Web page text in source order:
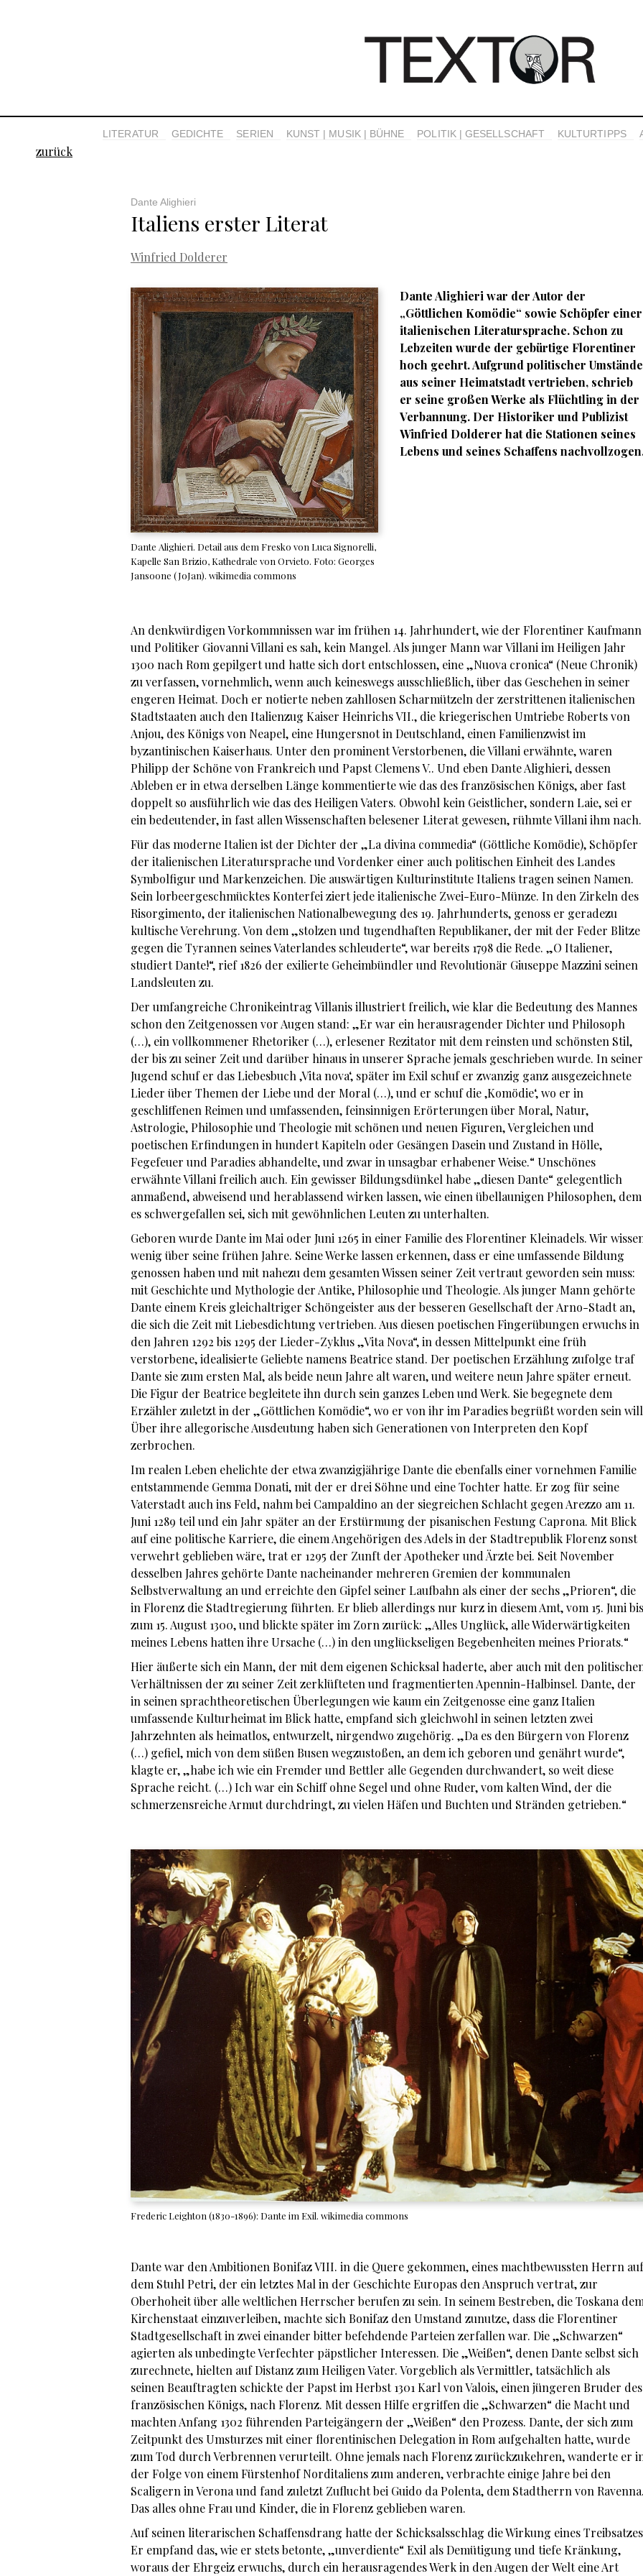
LITERATUR GEDICHTE SERIEN KUNST | MUSIK | BÜHNE POLITIK | GESELLSCHAFT KULTURTIPPS
zurück
Dante Alighieri
Italiens erster Literat
Winfried Dolderer
Dante Alighieri. Detail aus dem Fresko von Luca Signorelli,
Kapelle San Brizio, Kathedrale von Orvieto. Foto: Georges
Jansoone (JoJan). wikimedia commons
Dante Alighieri war der Autor der
„Göttlichen Komödie“ sowie Schöpfer einer
italienischen Literatursprache. Schon zu
Lebzeiten wurde der gebürtige Florentiner
hoch geehrt. Aufgrund politischer Umstände
aus seiner Heimatstadt vertrieben, schrieb
er seine großen Werke als Flüchtling in der
Verbannung. Der Historiker und Publizist
Winfried Dolderer hat die Stationen seines
Lebens und seines Schaffens
An denkwürdigen Vorkommnissen war im frühen 14. Jahrhundert, wie der Florentiner Kaufmann
und Politiker Giovanni Villani es sah, kein Mangel. Als junger Mann war Villani im Heiligen Jahr
1300 nach Rom gepilgert und hatte sich dort entschlossen, eine „Nuova cronica“ (Neue Chronik)
zu verfassen, vornehmlich, wenn auch keineswegs ausschließlich, über das Geschehen in seiner
engeren Heimat. Doch er notierte neben zahllosen Scharmützeln der zerstrittenen italienischen
Stadtstaaten auch den Italienzug Kaiser Heinrichs VII., die kriegerischen Umtriebe Roberts von
Anjou, des Königs von Neapel, eine Hungersnot in Deutschland, einen Familienzwist im
byzantinischen Kaiserhaus. Unter den prominent Verstorbenen, die Villani erwähnte, waren
Philipp der Schöne von Frankreich und Papst Clemens V.. Und eben Dante Alighieri, dessen
Ableben er in etwa derselben Länge kommentierte wie das des französischen Königs, aber fast
doppelt so ausführlich wie das des Heiligen Vaters. Obwohl kein Geistlicher, sondern Laie, sei er
ein bedeutender, in fast allen Wissenschaften belesener Literat gewesen, rühmte Villani ihm nach.
Für das moderne Italien ist der Dichter der „La divina commedia“ (Göttliche Komödie), Schöpfer
der italienischen Literatursprache und Vordenker einer auch politischen Einheit des Landes
Symbolfigur und Markenzeichen. Die auswärtigen Kulturinstitute Italiens tragen seinen Namen.
Sein lorbeergeschmücktes Konterfei ziert jede italienische Zwei-Euro-Münze. In den Zirkeln des
Risorgimento, der italienischen Nationalbewegung des 19. Jahrhunderts, genoss er geradezu
kultische Verehrung. Von dem „stolzen und tugendhaften Republikaner, der mit der Feder Blitze
gegen die Tyrannen seines Vaterlandes schleuderte“, war bereits 1798 die Rede. „O Italiener,
studiert Dante!“, rief 1826 der exilierte Geheimbündler und Revolutionär Giuseppe Mazzini seinen
Landsleuten zu.
Der umfangreiche Chronikeintrag Villanis illustriert freilich, wie klar die Bedeutung des Mannes
schon den Zeitgenossen vor Augen stand: „Er war ein herausragender Dichter und Philosoph
(…), ein vollkommener Rhetoriker (…), erlesener Rezitator mit dem reinsten und schönsten Stil,
der bis zu seiner Zeit und darüber hinaus in unserer Sprache jemals geschrieben wurde. In seiner
Jugend schuf er das Liebesbuch ‚Vita nova‘, später im Exil schuf er zwanzig ganz ausgezeichnete
Lieder über Themen der Liebe und der Moral (…), und er schuf die ‚Komödie‘, wo er in
geschliffenen Reimen und umfassenden, feinsinnigen Erörterungen über Moral, Natur,
Astrologie, Philosophie und Theologie mit schönen und neuen Figuren, Vergleichen und
poetischen Erfindungen in hundert Kapiteln oder Gesängen Dasein und Zustand in Hölle,
Fegefeuer und Paradies abhandelte, und zwar in unsagbar erhabener Weise.“ Unschönes
erwähnte Villani freilich auch. Ein gewisser Bildungsdünkel habe „diesen Dante“ gelegentlich
anmaßend, abweisend und herablassend wirken lassen, wie einen übellaunigen Philosophen, dem
es schwergefallen sei, sich mit gewöhnlichen Leuten zu unterhalten.
Geboren wurde Dante im Mai oder Juni 1265 in einer Familie des Florentiner Kleinadels. Wir
wenig über seine frühen Jahre. Seine Werke lassen erkennen, dass er eine umfassende Bildung
genossen haben und mit nahezu dem gesamten Wissen seiner Zeit vertraut geworden sein muss:
mit Geschichte und Mythologie der Antike, Philosophie und Theologie. Als junger Mann gehörte
Dante einem Kreis gleichaltriger Schöngeister aus der besseren Gesellschaft der Arno-Stadt an,
die sich die Zeit mit Liebesdichtung vertrieben. Aus diesen poetischen Fingerübungen erwuchs in
den Jahren 1292 bis 1295 der Lieder-Zyklus „Vita Nova“, in dessen Mittelpunkt eine früh
verstorbene, idealisierte Geliebte namens Beatrice stand. Der poetischen Erzählung zufolge traf
Dante sie zum ersten Mal, als beide neun Jahre alt waren, und weitere neun Jahre später erneut.
Die Figur der Beatrice begleitete ihn durch sein ganzes Leben und Werk. Sie begegnete dem
Erzähler zuletzt in der „Göttlichen Komödie“, wo er von ihr im Paradies begrüßt worden sein
Über ihre allegorische Ausdeutung haben sich Generationen von Interpreten den Kopf
zerbrochen.
Im realen Leben ehelichte der etwa zwanzigjährige Dante die ebenfalls einer vornehmen Familie
entstammende Gemma Donati, mit der er drei Söhne und eine Tochter hatte. Er zog für seine
Vaterstadt auch ins Feld, nahm bei Campaldino an der siegreichen Schlacht gegen Arezzo am 11.
Juni 1289 teil und ein Jahr später an der Erstürmung der pisanischen Festung Caprona. Mit Blick
auf eine politische Karriere, die einem Angehörigen des Adels in der Stadtrepublik Florenz sonst
verwehrt geblieben wäre, trat er 1295 der Zunft der Apotheker und Ärzte bei. Seit November
desselben Jahres gehörte Dante nacheinander mehreren Gremien der kommunalen
Selbstverwaltung an und erreichte den Gipfel seiner Laufbahn als einer der sechs „Prioren“, die
in Florenz die Stadtregierung führten. Er blieb allerdings nur kurz in diesem Amt, vom 15. Juni bis
zum 15. August 1300, und blickte später im Zorn zurück: „Alles Unglück, alle Widerwärtigkeiten
meines Lebens hatten ihre Ursache (…) in den unglückseligen Begebenheiten meines Priorats.“
Hier äußerte sich ein Mann, der mit dem eigenen Schicksal haderte, aber auch mit den
Verhältnissen der zu seiner Zeit zerklüfteten und fragmentierten Apennin-Halbinsel. Dante, der
in seinen sprachtheoretischen Überlegungen wie kaum ein Zeitgenosse eine ganz Italien
umfassende Kulturheimat im Blick hatte, empfand sich gleichwohl in seinen letzten zwei
Jahrzehnten als heimatlos, entwurzelt, nirgendwo zugehörig. „Da es den Bürgern von Florenz
(…) gefiel, mich von dem süßen Busen wegzustoßen, an dem ich geboren und genährt wurde“,
klagte er, „habe ich wie ein Fremder und Bettler alle Gegenden durchwandert, so weit diese
Sprache reicht. (…) Ich war ein Schiff ohne Segel und ohne Ruder, vom kalten Wind, der die
schmerzensreiche Armut durchdringt, zu vielen Häfen und Buchten und Stränden getrieben.“
Frederic Leighton (1830-1896): Dante im Exil. wikimedia commons
Dante war den Ambitionen Bonifaz VIII. in die Quere gekommen, eines machtbewussten Herrn auf
dem Stuhl Petri, der ein letztes Mal in der Geschichte Europas den Anspruch vertrat, zur
Oberhoheit über alle weltlichen Herrscher berufen zu sein. In seinem Bestreben, die Toskana
Kirchenstaat einzuverleiben, machte sich Bonifaz den Umstand zunutze, dass die Florentiner
Stadtgesellschaft in zwei einander bitter befehdende Parteien zerfallen war. Die „Schwarzen“
agierten als unbedingte Verfechter päpstlicher Interessen. Die „Weißen“, denen Dante selbst sich
zurechnete, hielten auf Distanz zum Heiligen Vater. Vorgeblich als Vermittler, tatsächlich als
seinen Beauftragten schickte der Papst im Herbst 1301 Karl von Valois, einen jüngeren Bruder des
französischen Königs, nach Florenz. Mit dessen Hilfe ergriffen die „Schwarzen“ die Macht und
machten Anfang 1302 führenden Parteigängern der „Weißen“ den Prozess. Dante, der sich zum
Zeitpunkt des Umsturzes mit einer florentinischen Delegation in Rom aufgehalten hatte, wurde
zum Tod durch Verbrennen verurteilt. Ohne jemals nach Florenz zurückzukehren, wanderte er
der Folge von einem Fürstenhof Norditaliens zum anderen, verbrachte einige Jahre bei den
Scaligern in Verona und fand zuletzt Zuflucht bei Guido da Polenta, dem Stadtherrn von
Das alles ohne Frau und Kinder, die in Florenz geblieben waren.
Auf seinen literarischen Schaffensdrang hatte der Schicksalsschlag die Wirkung eines
Er empfand das, wie er stets betonte, „unverdiente“ Exil als Demütigung und tiefe Kränkung,
woraus der Ehrgeiz erwuchs, durch ein herausragendes Werk in den Augen der Welt eine Art